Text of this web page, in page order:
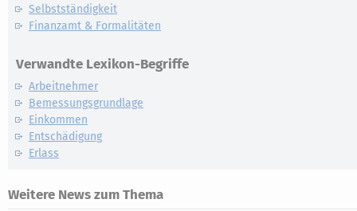
Selbstständigkeit
Finanzamt & Formalitäten
Verwandte Lexikon-Begriffe
Arbeitnehmer
Bemessungsgrundlage
Einkommen
Entschädigung
Erlass
Weitere News zum Thema